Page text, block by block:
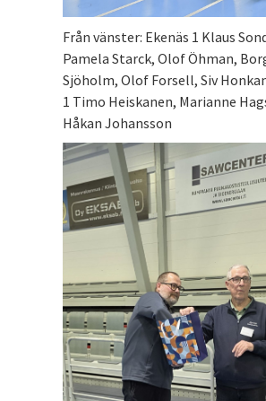
Från vänster: Ekenäs 1 Klaus
Pamela Starck, Olof Öhman,
Sjöholm, Olof Forsell, Siv
1 Timo Heiskanen, Marianne
Håkan Johansson